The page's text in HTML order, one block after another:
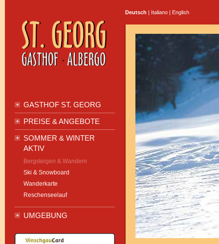
GASTHOF ST. GEORG
PREISE & ANGEBOTE
SOMMER & WINTER
AKTIV
Bergsteigen & Wandern
Ski & Snowboard
Wanderkarte
Reschenseelauf
UMGEBUNG
Deutsch | Italiano | English